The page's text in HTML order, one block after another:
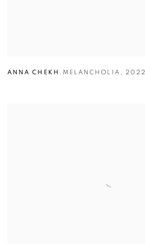
ANNA CHEKH , MELANCHOLIA , 2022